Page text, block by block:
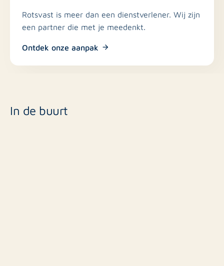
Rotsvast is meer dan een dienstverlener. Wij zijn
een partner die met je meedenkt.
Ontdek onze aanpak
In de buurt